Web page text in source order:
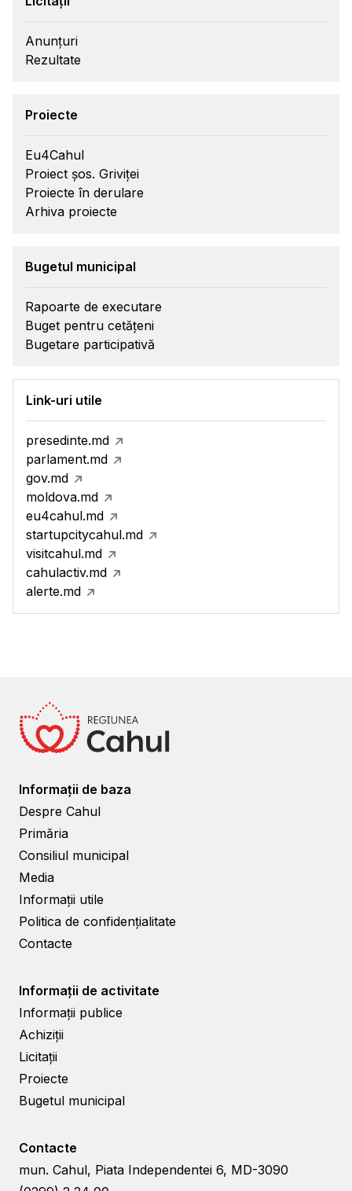
Anunțuri
Rezultate
Proiecte
Eu4Cahul
Proiect șos. Griviței
Proiecte în derulare
Arhiva proiecte
Bugetul municipal
Rapoarte de executare
Buget pentru cetățeni
Bugetare participativă
Link-uri utile
presedinte.md
parlament.md
gov.md
moldova.md
eu4cahul.md
startupcitycahul.md
visitcahul.md
cahulactiv.md
alerte.md
Informații de baza
Despre Cahul
Primăria
Consiliul municipal
Media
Informații utile
Politica de confidențialitate
Contacte
Informații de activitate
Informații publice
Achiziții
Licitații
Proiecte
Bugetul municipal
Contacte
mun. Cahul, Piata Independentei 6, MD-3090